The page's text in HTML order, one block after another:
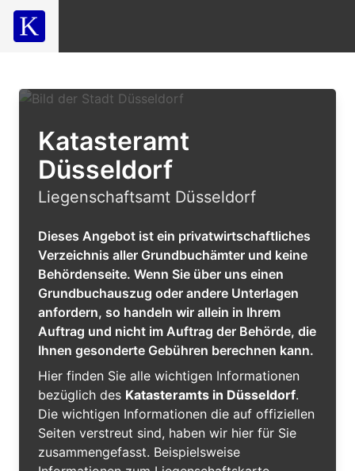
Katasteramt
Düsseldorf
Liegenschaftsamt Düsseldorf
Dieses Angebot ist ein privatwirtschaftliches
Verzeichnis aller Grundbuchämter und keine
Behördenseite. Wenn Sie über uns einen
Grundbuchauszug oder andere Unterlagen
anfordern, so handeln wir allein in Ihrem
Auftrag und nicht im Auftrag der Behörde, die
Ihnen gesonderte Gebühren berechnen kann.
Hier finden Sie alle wichtigen Informationen
bezüglich des Katasteramts in Düsseldorf.
Die wichtigen Informationen die auf offiziellen
Seiten verstreut sind, haben wir hier für Sie
zusammengefasst. Beispielsweise